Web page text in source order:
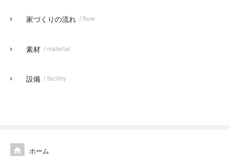
家づくりの流れ / flow
素材 / material
設備 / facility
 ホーム